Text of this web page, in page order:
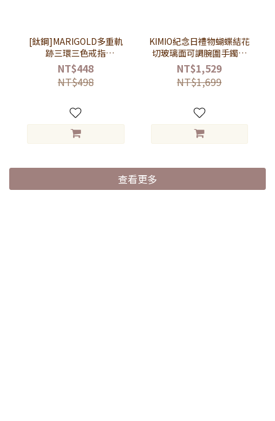
[鈦鋼]MARIGOLD多重軌
跡三環三色戒指
【KMD334】-三色玫瑰金 /
金 / 銀
NT$448
NT$498
KIMIO紀念日禮物蝴蝶結花
切玻璃面可調腕圍手鐲手
錶【WKI6435】-白面玫金
帶
NT$1,529
NT$1,699
查看更多